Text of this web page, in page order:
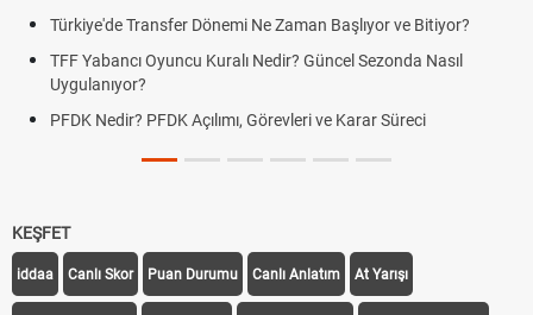
Türkiye'de Transfer Dönemi Ne Zaman Başlıyor ve Bitiyor?
TFF Yabancı Oyuncu Kuralı Nedir? Güncel Sezonda Nasıl
Uygulanıyor?
PFDK Nedir? PFDK Açılımı, Görevleri ve Karar Süreci
KEŞFET
iddaa Canlı Skor Puan Durumu Canlı Anlatım At Yarışı